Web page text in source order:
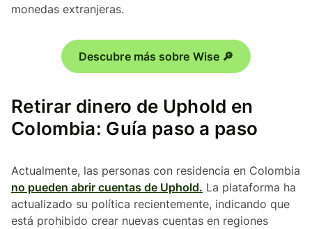
monedas extranjeras.
Descubre más sobre Wise 🔎
Retirar dinero de Uphold en
Colombia: Guía paso a paso
Actualmente, las personas con residencia en Colombia
no pueden abrir cuentas de Uphold. La plataforma ha
actualizado su política recientemente, indicando que
está prohibido crear nuevas cuentas en regiones